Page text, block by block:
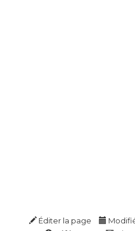
Éditer la page